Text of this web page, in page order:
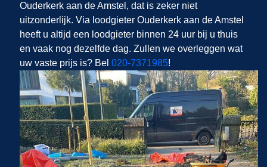
Ouderkerk aan de Amstel, dat is zeker niet
uitzonderlijk. Via loodgieter Ouderkerk aan de Amstel
heeft u altijd een loodgieter binnen 24 uur bij u thuis
en vaak nog dezelfde dag. Zullen we overleggen wat
uw vaste prijs is? Bel 020-7371985!